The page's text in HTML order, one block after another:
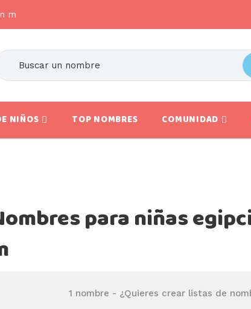
m
NIÑOS TOP NOMBRES COMUNIDAD
para niñas
1 nombre - ¿Quieres crear listas de